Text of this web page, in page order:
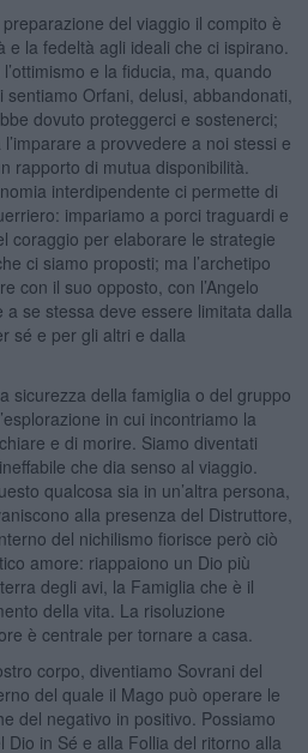
del viaggio il compito è
la fedeltà agli ideali che ci ispirano.
e la fiducia, ma, quando
sentiamo Orfani, delusi, abbandonati,
dovuto proteggerci e sostenerci;
a provvedere a noi stessi e
rapporto di mutua disponibilità.
interdipendente ci permette di
impariamo a porci traguardi e
coraggio per elaborare le strategie
ci siamo proposti; ma l’archetipo
con il suo opposto, con l’Angelo
se stessa deve essere limitata dalla
sé e per gli altri e dalla
sicurezza della famiglia o del gruppo
in cui incontriamo la
e di morire. Siamo diventati
che dia senso al viaggio.
qualcosa sia in un’altra persona,
alla presenza del Distruttore,
del nichilismo fiorisce però ciò
amore: riappaiono un Dio più
degli avi, la Famiglia che è il
della vita. La risoluzione
è centrale per tornare a casa.
corpo, diventiamo Sovrani del
del quale il Mago può operare le
del negativo in positivo. Possiamo
in Sé e alla Follia del ritorno alla